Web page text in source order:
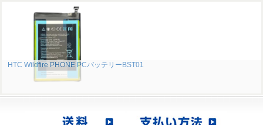
HTC Wildfire PHONE PCバッテリーBST01